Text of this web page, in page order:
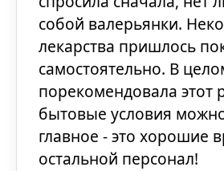
собой валерьянки.
лекарства пришлось
самостоятельно. В
порекомендовала этот
бытовые условия
главное - это хорошие
остальной персонал!